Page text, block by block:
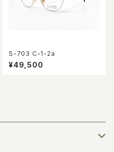
S-703 C-1-2a
¥49,500